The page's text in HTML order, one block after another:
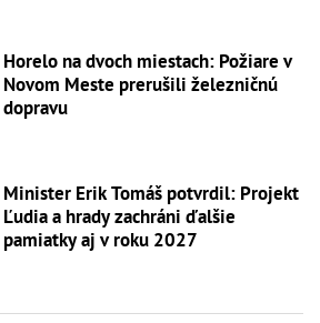
Horelo na dvoch miestach: Požiare v
Novom Meste prerušili železničnú
dopravu
Minister Erik Tomáš potvrdil: Projekt
Ľudia a hrady zachráni ďalšie
pamiatky aj v roku 2027